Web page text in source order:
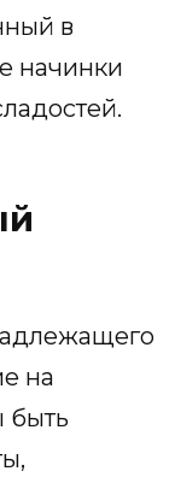
в
начинки
на
быть